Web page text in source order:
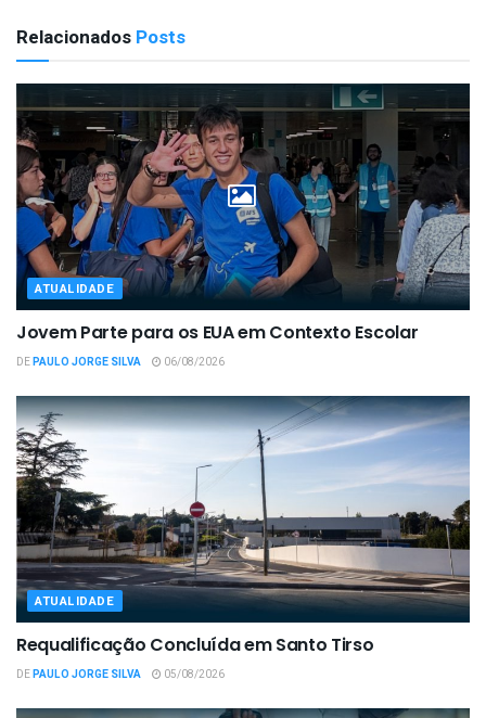
Relacionados Posts
ATUALIDADE
Jovem Parte para os EUA em Contexto Escolar
DEPAULO JORGE SILVA 06/08/2026
ATUALIDADE
Requalificação Concluída em Santo Tirso
DEPAULO JORGE SILVA 05/08/2026